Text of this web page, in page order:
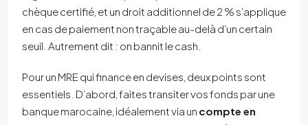
chèque certifié, et un droit additionnel de 2 % s’applique
en cas de paiement non traçable au-delà d’un certain
seuil. Autrement dit : on bannit le cash.
Pour un MRE qui finance en devises, deux points sont
essentiels. D’abord, faites transiter vos fonds par une
banque marocaine, idéalement via un compte en